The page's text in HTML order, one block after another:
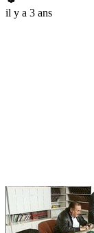
il y a 3 ans